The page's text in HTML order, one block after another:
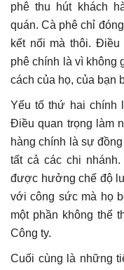
phê thu hút khách
quán. Cà phê chỉ
kết nối mà thôi. Điều
phê chính là vì không
cách của họ, của bạn
Yếu tố thứ hai chính
Điều quan trọng làm
hàng chính là sự
tất cả các chi
được hưởng chế độ
với công sức mà họ
một phần không thể
Công ty.
Cuối cùng là những